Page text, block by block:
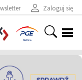
Zaloguj się